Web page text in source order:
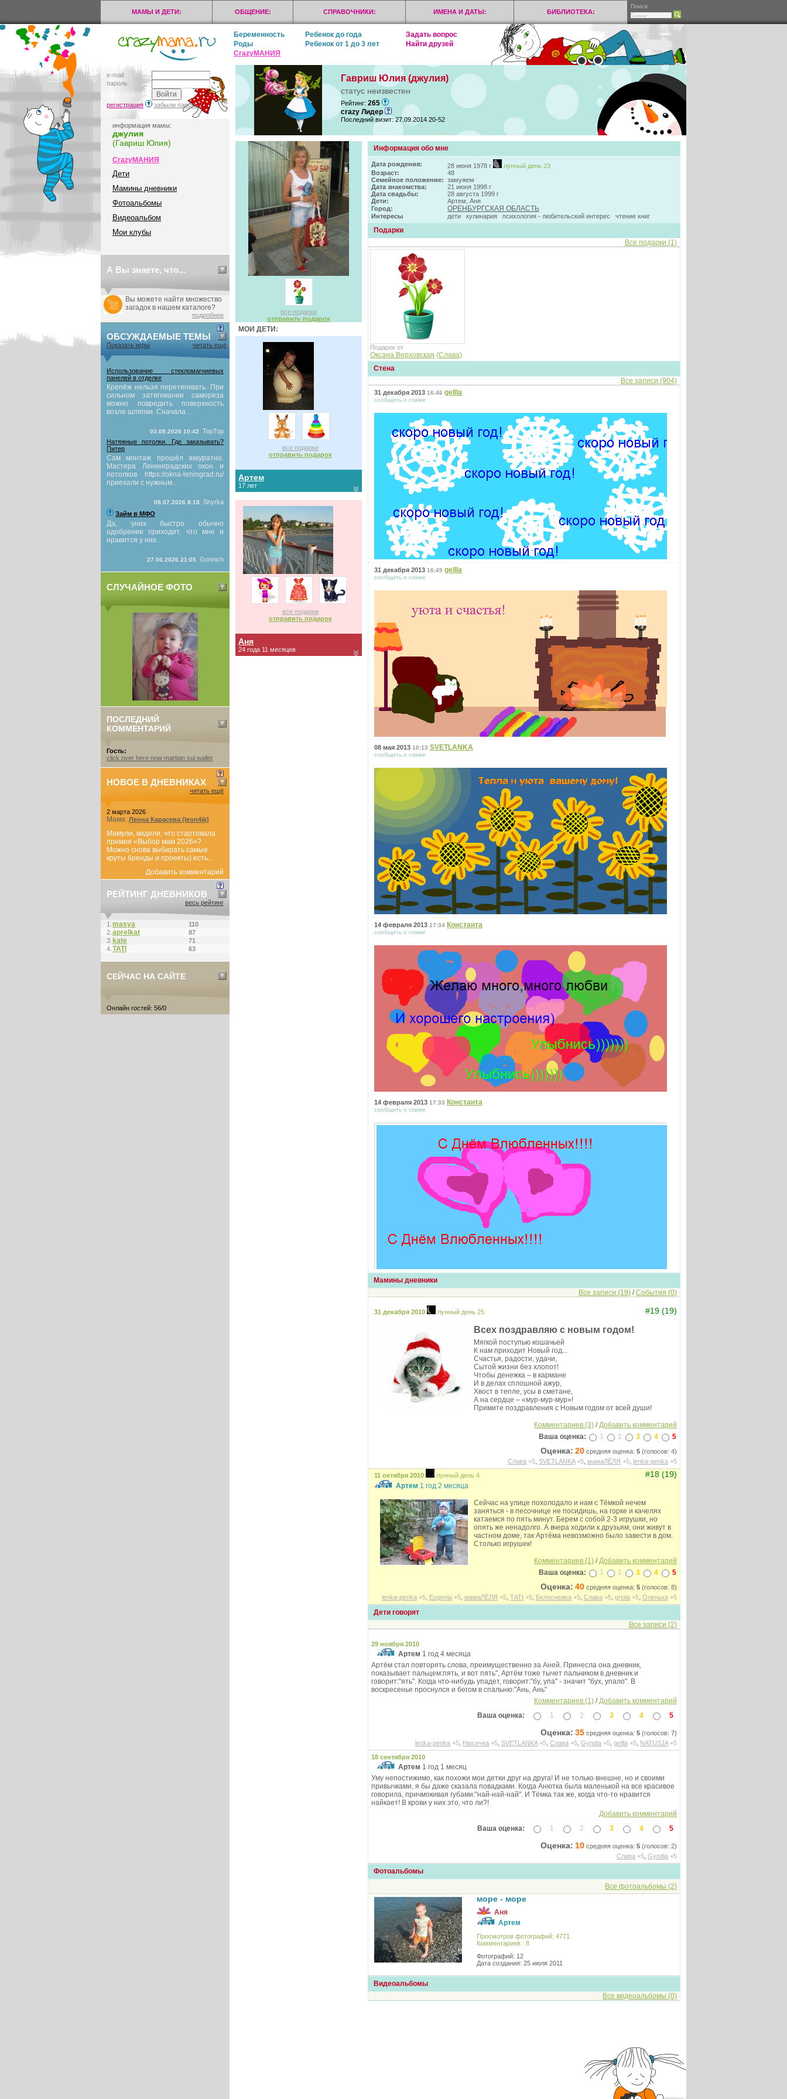
МАМЫ И ДЕТИ: ОБЩЕНИЕ: СПРАВОЧНИКИ: ИМЕНА И ДАТЫ: БИБЛИОТЕКА:
Поиск:
Беременность Ребенок до года
Задать вопрос
Роды
Ребенок от 1 до 3 лет
Найти друзей
CrazyМАНИЯ
e-mail:
пароль:
регистрация забыли пароль?
информация мамы:
джулия
(Гавриш Юлия)
CrazyМАНИЯ
Дети
Мамины дневники
Фотоальбомы
Видеоальбом
Мои клубы
А Вы знаете, что...
Вы можете найти множество
загадок в нашем каталоге?
подробнее
ОБСУЖДАЕМЫЕ ТЕМЫ
Показать игры читать ещё
Использование стекломагниевых
панелей в отделке
Крепёж нельзя перетягивать. При
сильном затягивании самореза
можно повредить поверхность
возле шляпки. Сначала...
03.08.2026 10:42
TopTop
Натяжные потолки. Где заказывать?
Питер
Сам монтаж прошёл аккуратно.
Мастера Ленинградских окон и
потолков https://okna-leningrad.ru/
приехали с нужным...
08.07.2026 8:18
Shyrka
Займ в МФО
Да, уних быстро обычно
одобрение приходит, что мне и
нравится у них...
27.06.2026 21:05 Gorinich
СЛУЧАЙНОЕ ФОТО
ПОСЛЕДНИЙ
КОММЕНТАРИЙ
Гость:
click over here now martian sui wallet
НОВОЕ В ДНЕВНИКАХ
читать ещё
2 марта 2026
Мама: Леона Карасева (leon4ik)
Мамули, видели, что стартовала
премия «Выбор мам 2026»?
Можно снова выбирать самые
круты бренды и проекты) есть...
Добавить комментарий
РЕЙТИНГ ДНЕВНИКОВ
весь рейтинг
1. masya
110
2. aprelkat
87
3. kate
71
4. ТАТI 63
СЕЙЧАС НА САЙТЕ
Онлайн гостей: 56/0
Гавриш Юлия (джулия)
статус неизвестен
Рейтинг: 265
crazy Лидер
Последний визит: 27.09.2014 20-52
все подарки
отправить подарок
МОИ ДЕТИ:
все подарки
отправить подарок
Артем
17 лет
все подарки
отправить подарок
Аня
24 года 11 месяцев
Информация обо мне
Дата рождения: 28 июня 1978 г
лунный день 23
Возраст:
48
Семейное положение: замужем
Дата знакомства:
21 июня 1998 г
Дата свадьбы:
28 августа 1999 г
Дети:
Артем, Аня
Город:
ОРЕНБУРГСКАЯ ОБЛАСТЬ
Интересы дети кулинария психология - любительский интерес чтение книг
Подарки
Все подарки (1)
Подарок от
Оксана Верховская (Слава)
Стена
Все записи (904)
31 декабря 2013 16:46 gellla
сообщить о спаме
31 декабря 2013 16:45 gellla
сообщить о спаме
08 мая 2013 10:13 SVETLANKA
сообщить о спаме
14 февраля 2013 17:34 Константа
сообщить о спаме
14 февраля 2013 17:33 Константа
сообщить о спаме
Мамины дневники
Все записи (19) /События (0)
31 декабря 2010 лунный день 25 #19 (19)
Всех поздравляю с новым годом!
Мягкой поступью кошачьей
К нам приходит Новый год...
Счастья, радости, удачи,
Сытой жизни без хлопот!
Чтобы денежка – в кармане
И в делах сплошной ажур,
Хвост в тепле, усы в сметане,
А на сердце – «мур-мур-мур»!
Примите поздравления с Новым годом от всей души!
Комментариев (3) /Добавить комментарий
Ваша оценка:
1 2 3 4 5
Оценка: 20 средняя оценка: 5 (голосов: 4)
Слава +5, SVETLANKA +5, мамаЛЁЛЯ +5, lenka-penka +5
11 октября 2010
лунный день 4 #18 (19)
Артем 1 год 2 месяца
Сейчас на улице похолодало и нам с Тёмкой нечем
заняться - в песочнице не посидишь, на горке и качелях
катаемся по пять минут. Берем с собой 2-3 игрушки, но
опять же ненадолго. А вчера ходили к друзьям, они живут в
частном доме, так Артёма невозможно было завести в дом.
Столько игрушек!
Комментариев (1) /Добавить комментарий
Ваша оценка:
1 2 3 4 5
Оценка: 40 средняя оценка: 5 (голосов: 8)
lenka-penka +5, Eugenia +5, мамаЛЁЛЯ +5, ТАТI +5, Белоснежка +5, Слава +5, griola +5, Оленька +5
Дети говорят
Все записи (2)
29 ноября 2010
Артем 1 год 4 месяца
Артём стал повторять слова, преимущественно за Аней. Принесла она дневник,
показывает пальцем:пять, и вот пять", Артём тоже тычет пальчиком в дневник и
говорит:"ять". Когда что-нибудь упадет, говорит:"бу, упа" - значит "бух, упало". В
воскресенье проснулся и бегом в спальню:"Ань, Ань"
Комментариев (1) /Добавить комментарий
Ваша оценка:
1 2 3 4 5
Оценка: 35 средняя оценка: 5 (голосов: 7)
lenka-penka +5, Нюсечка +5, SVETLANKA +5, Слава +5, Gyndia +5, gellla +5, NATUSJA +5
18 сентября 2010
Артем 1 год 1 месяц
Уму непостижимо, как похожи мои детки друг на друга! И не только внешне, но и своими
привычками, я бы даже сказала повадками. Когда Анютка была маленькой на все красивое
говорила, причмокивая губами:"най-най-най". И Тёмка так же, когда что-то нравится
найкает! В крови у них это, что ли?!
Добавить комментарий
Ваша оценка:
1 2 3 4 5
Оценка: 10 средняя оценка: 5 (голосов: 2)
Слава +5, Gyndia +5
Фотоальбомы
Все фотоальбомы (2)
море - море
Аня
Артем
Просмотров фотографий: 4771
Комментариев : 8
Фотографий: 12
Дата создания: 25 июля 2011
Видеоальбомы
Все видеоальбомы (0)